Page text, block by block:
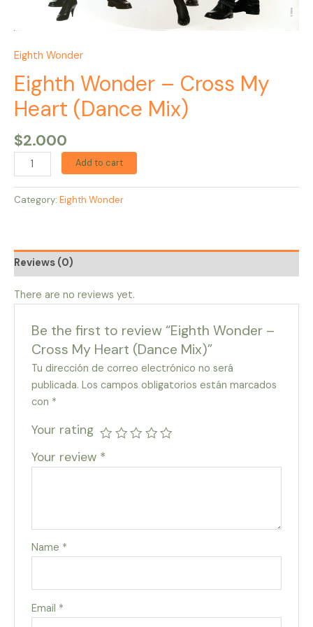
Eighth Wonder
Eighth Wonder – Cross My
Heart (Dance Mix)
$2.000
Add to cart
Category: Eighth Wonder
Reviews (0)
There are no reviews yet.
Be the first to review “Eighth Wonder –
Cross My Heart (Dance Mix)”
Tu dirección de correo electrónico no será
publicada. Los campos obligatorios están marcados
con *
Your rating
Your review *
Name *
Email *